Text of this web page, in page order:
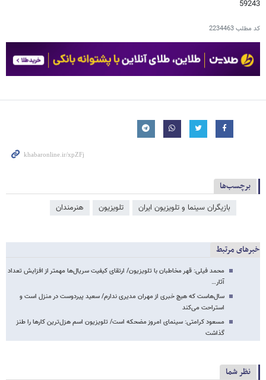
59243
کد مطلب2234463
برچسب‌ها
بازیگران سینما و تلویزیون ایران تلویزیون هنرمندان
خبرهای مرتبط
محمد فیلی: قهر مخاطبان با تلویزیون/ ارتقای کیفیت سریال‌ها مهمتر از افزایش تعداد
آثار…
سال‌هاست که هیچ خبری از مهران مدیری ندارم/ سعید پیردوست در منزل است و
استراحت می‌کند
مسعود کرامتی: سینمای امروز مضحکه است/ تلویزیون اسم هزل‌ترین کارها را طنز
گذاشت
نظر شما